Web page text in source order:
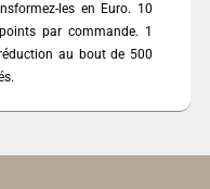
les en Euro. 10
par commande. 1
au bout de 500